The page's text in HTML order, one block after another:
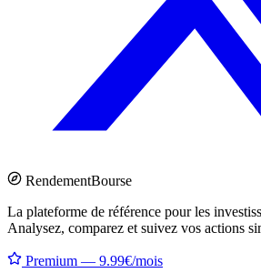
RendementBourse
La plateforme de référence pour les
Analysez, comparez et suivez vos actions
Premium — 9.99€/mois